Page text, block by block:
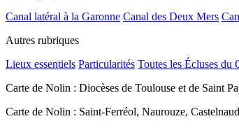
Canal latéral à la Garonne Canal des Deux Mers
Autres rubriques
Lieux essentiels Particularités Toutes les Écluses du
Carte de Nolin : Diocèses de Toulouse et de Saint
Carte de Nolin : Saint-Ferréol, Naurouze,